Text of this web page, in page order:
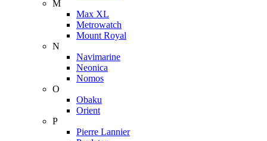
M
Max XL
Metrowatch
Mount Royal
N
Navimarine
Neonica
Nomos
O
Obaku
Orient
P
Pierre Lannier